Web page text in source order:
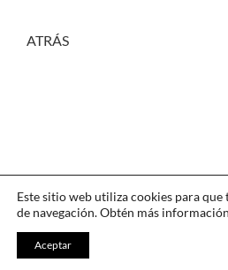
ATRÁS
CONTACTAR·IDIOMA·
Este sitio web utiliza cookies para
de navegación. Obtén más
Aceptar